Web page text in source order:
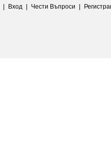
| Вход | Чести Въпроси |